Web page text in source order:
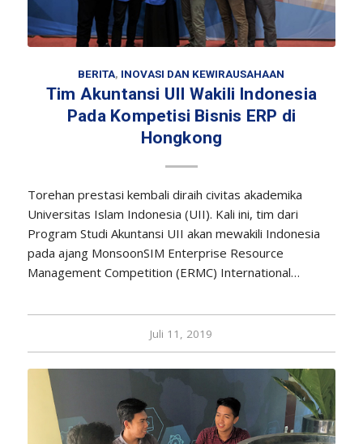
BERITA, INOVASI DAN KEWIRAUSAHAAN
Tim Akuntansi UII Wakili Indonesia
Pada Kompetisi Bisnis ERP di
Hongkong
Torehan prestasi kembali diraih civitas akademika
Universitas Islam Indonesia (UII). Kali ini, tim dari
Program Studi Akuntansi UII akan mewakili Indonesia
pada ajang MonsoonSIM Enterprise Resource
Management Competition (ERMC) International…
Juli 11, 2019